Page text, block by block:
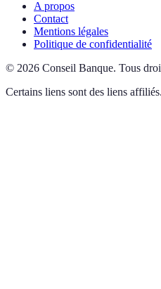
A propos
Contact
Mentions légales
Politique de confidentialité
© 2026 Conseil Banque. Tous
Certains liens sont des liens affiliés.